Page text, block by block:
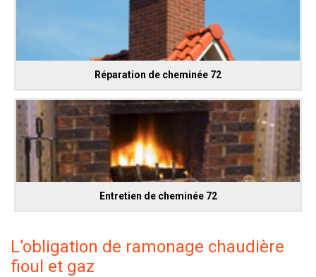
Réparation de cheminée 72
Entretien de cheminée 72
L’obligation de ramonage chaudière
fioul et gaz